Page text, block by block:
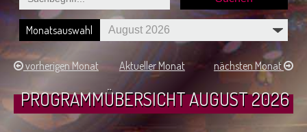
Monatsauswahl
vorherigen Monat Aktueller Monat nächsten Monat
PROGRAMMÜBERSICHT AUGUST 2026